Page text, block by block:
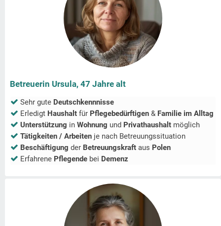
Betreuerin Ursula, 47 Jahre alt
Sehr gute Deutschkennnisse
Erledigt Haushalt für Pflegebedürftigen & Familie im Alltag
Unterstützung in Wohnung und Privathaushalt möglich
Tätigkeiten / Arbeiten je nach Betreuungssituation
Beschäftigung der Betreuungskraft aus Polen
Erfahrene Pflegende bei Demenz